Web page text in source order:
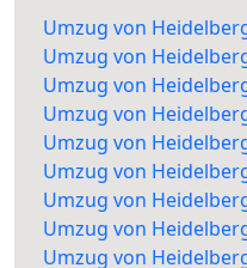
Umzug von
Umzug von
Umzug von
Umzug von
Umzug von
Umzug von
Umzug von
Umzug von
Umzug von